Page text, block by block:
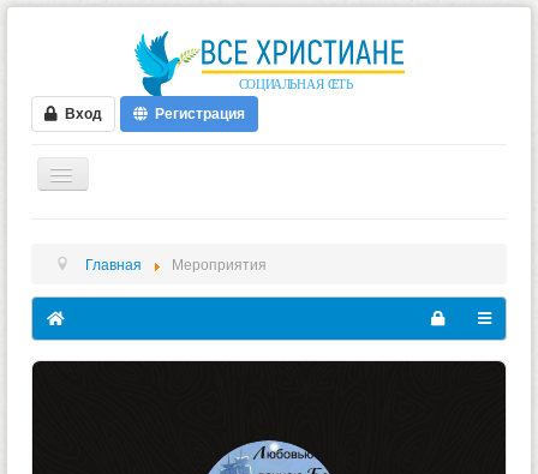
Вход Регистрация
ФОРУМ
ВИДЕО
БЛОГИ
Главная Мероприятия